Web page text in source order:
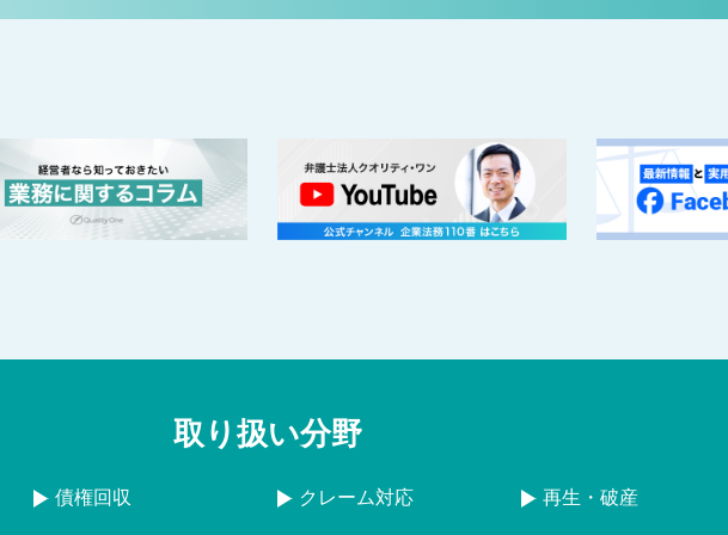
取り扱い分野
債権回収 クレーム対応 再生・破産